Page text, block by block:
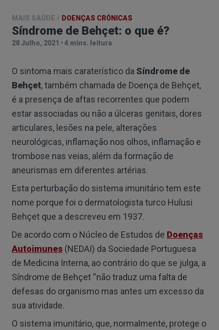
MAIS SAÚDE / DOENÇAS CRÓNICAS
Síndrome de Behçet: o que é?
28 Julho, 2021 • 4 mins. leitura
O sintoma mais caraterístico da Síndrome de
Behçet, também chamada de Doença de Behçet,
é a presença de aftas recorrentes que podem
estar associadas ou não a úlceras genitais, dores
articulares, lesões na pele, alterações
neurológicas, inflamação nos olhos, inflamação e
trombose nas veias, além da formação de
aneurismas em diferentes artérias.
Esta perturbação do sistema imunitário tem este
nome porque foi o dermatologista turco Hulusi
Behçet que a descreveu em 1937.
De acordo com o Núcleo de Estudos de Doenças
Autoimunes (NEDAI) da Sociedade Portuguesa
de Medicina Interna, ao contrário do que se julga, a
Síndrome de Behçet “não traduz uma falta de
defesas do organismo mas antes um excesso da
sua atividade.
O sistema imunitário, que, normalmente, protege o